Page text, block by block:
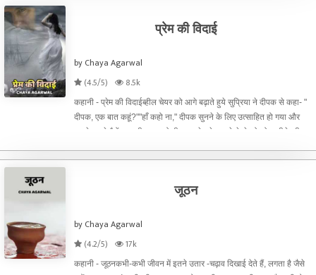
प्रेम की विदाई
by Chaya Agarwal
(4.5/5)
8.5k
कहानी - प्रेम की विदाईब्हील चेयर को आगे बढ़ाते हुये सुप्रिया ने दीपक से कहा- "
दीपक, एक बात कहूं?""हाँ कहो ना," दीपक सुनने के लिए उत्साहित हो गया और
उसने अपने पैरों पर पड़ी चादर को ठीक करते हुये, अपने चेहरे को थोड़ा पीछे की
जूठन
by Chaya Agarwal
(4.2/5)
17k
कहानी - जूठनकभी-कभी जीवन में इतने उतार -चढ़ाव दिखाई देते हैं, लगता है जैसे